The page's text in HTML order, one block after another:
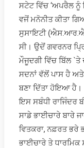
ਸਟੇਟ ਵਿੱਚ ‘ਅਪਰੈਲ ਨੂੰ
ਵਜੋਂ ਮਨੋਨੀਤ ਕੀਤਾ
ਸੁਸਾਇਟੀ
ਸੀ। ਉਦੋਂ ਗਵਰਨਰ
ਮੌਜੂਦਗੀ ਵਿੱਚ ਬਿੱਲ
ਸਦਨਾਂ ਵੱਲੋਂ ਪਾਸ ਹੈ
ਬਣਾ ਦਿੱਤਾ ਹੋਇਆ ਹੈ।
ਇਸ ਸਬੰਧੀ ਰਾਜਿੰਦਰ
ਸਾਡੇ ਭਾਈਚਾਰੇ ਬਾਰੇ
ਵਿਤਕਰਾ, ਨਫ਼ਰਤ ਭਰੇ
ਭਾਈਚਾਰੇ ਤੇ